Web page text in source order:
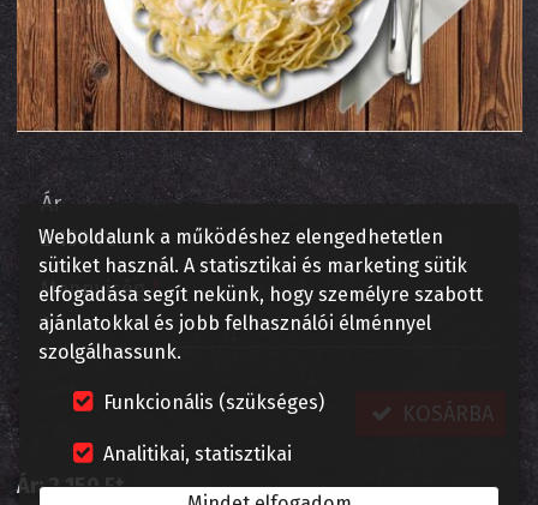
Ár
2 150 Ft
Mennyiség*
KOSÁRBA
Ár:2 150 Ft
Weboldalunk a működéshez elengedhetetlen
sütiket használ. A statisztikai és marketing sütik
elfogadása segít nekünk, hogy személyre szabott
ajánlatokkal és jobb felhasználói élménnyel
szolgálhassunk.
Funkcionális (szükséges)
Analitikai, statisztikai